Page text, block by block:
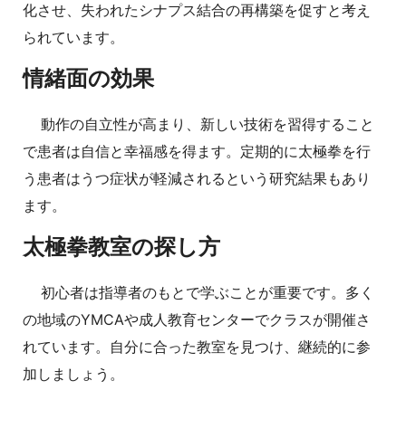
化させ、失われたシナプス結合の再構築を促すと考え
られています。
情緒面の効果
動作の自立性が高まり、新しい技術を習得すること
で患者は自信と幸福感を得ます。定期的に太極拳を行
う患者はうつ症状が軽減されるという研究結果もあり
ます。
太極拳教室の探し方
初心者は指導者のもとで学ぶことが重要です。多く
の地域のYMCAや成人教育センターでクラスが開催さ
れています。自分に合った教室を見つけ、継続的に参
加しましょう。